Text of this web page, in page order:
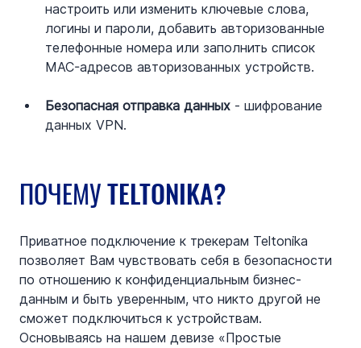
настроить или изменить ключевые слова,
логины и пароли, добавить авторизованные
телефонные номера или заполнить список
MAC-адресов авторизованных устройств.
Безопасная отправка данных - шифрование
данных VPN.
ПОЧЕМУ TELTONIKA?
Приватное подключение к трекерам Teltonika
позволяет Вам чувствовать себя в безопасности
по отношению к конфиденциальным бизнес-
данным и быть уверенным, что никто другой не
сможет подключиться к устройствам.
Основываясь на нашем девизе «Простые